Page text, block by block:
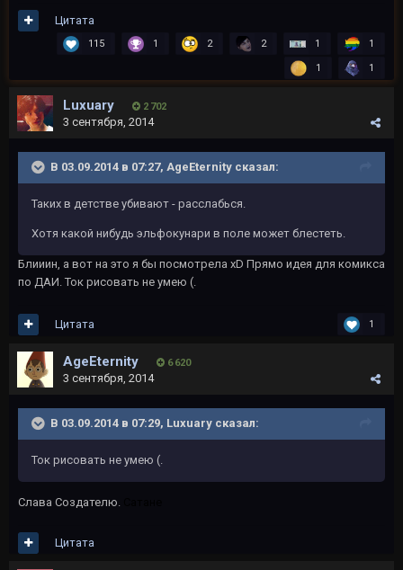
115 1 2 2 1 1
1 1
Цитата
Luxuary 2 702
3 сентября, 2014
В 03.09.2014 в 07:27, AgeEternity сказал:
Таких в детстве убивают - расслабься.
Хотя какой нибудь эльфокунари в поле может блестеть.
Блииин, а вот на это я бы посмотрела хD Прямо идея для комикса
по ДАИ. Ток рисовать не умею (.
1
Цитата
AgeEternity 6 620
3 сентября, 2014
В 03.09.2014 в 07:29, Luxuary сказал:
Ток рисовать не умею (.
Слава Создателю.
Цитата